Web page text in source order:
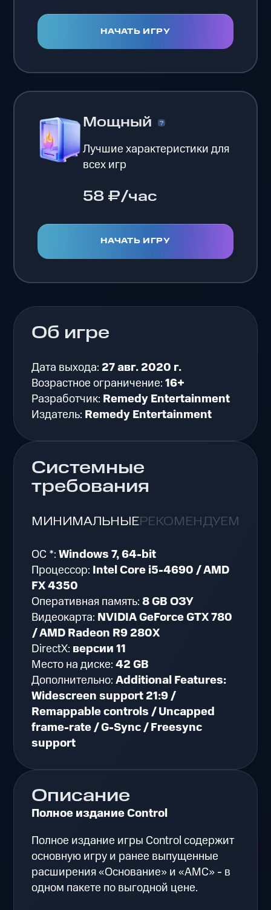
НАЧАТЬ ИГРУ
Мощный
Лучшие характеристики для
всех игр
58 ₽/час
НАЧАТЬ ИГРУ
Описание
Полное издание Control
Полное издание игры Control содержит
основную игру и ранее выпущенные
расширения «Основание» и «АМС» - в
одном пакете по выгодной цене.
Об игре
Дата выхода: 27 авг. 2020 г.
Возрастное ограничение:16+
Разработчик: Remedy Entertainment
Издатель: Remedy Entertainment
Системные
требования
МИНИМАЛЬНЫЕРЕКОМЕНДУЕМЫЕ
ОС *:Windows 7, 64-bit
Процессор: Intel Core i5-4690 / AMD
FX 4350
Оперативная память:8 GB ОЗУ
Видеокарта: NVIDIA GeForce GTX 780
/ AMD Radeon R9 280X
DirectX: версии 11
Место на диске:42 GB
Дополнительно:Additional Features:
Widescreen support 21:9 /
Remappable controls / Uncapped
frame-rate / G-Sync / Freesync
support